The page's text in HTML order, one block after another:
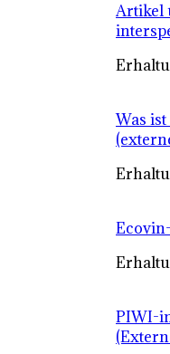
Artikel
Was
PIWI-